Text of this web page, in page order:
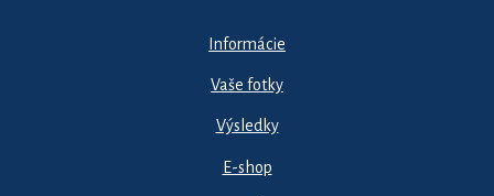
Informácie
Vaše fotky
Výsledky
E-shop